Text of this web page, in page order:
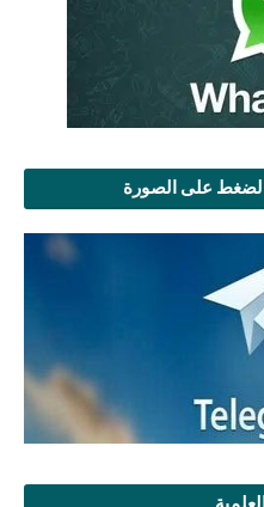
الضغط على الصورة